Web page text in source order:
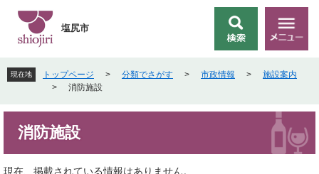
先
頭
す
を
飛
し
文
へ
索
メ
ニ
ー
塩尻市
現在地 トップページ > 分類でさがす > 市政情報 >
施設案内
>
消防施設
消防施設
現在、掲載されている情報はありません。